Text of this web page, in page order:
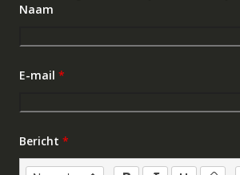
Naam
E-mail *
Bericht *